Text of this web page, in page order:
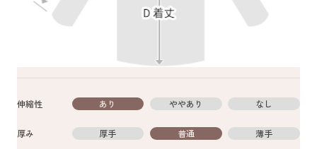
伸縮性 あり ややあり なし
厚み 厚手 普通 薄手